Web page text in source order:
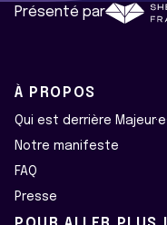
Présenté par
À PROPOS
Qui est derrière
Notre manifeste
FAQ
Presse